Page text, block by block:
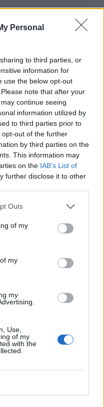
Personal
to third parties, or
information for
use the below opt-out
note that after your
continue seeing
information utilized by
to third parties prior to
out of the further
by third parties on the
This information may
on the IAB’s List of
further disclose it to other
Outs
of my
my
my
Use,
of my
with the
Παρασκευή (07/08) στην
ο ερευνητής που
σκυλιού με αγέλη
ιστορίες και
Δήμας: «Προχωρούν
ταράνδων δημιουργούν
στην προπέλα του
οι επτά σοβαρά,
βίντεο
οι δήμοι